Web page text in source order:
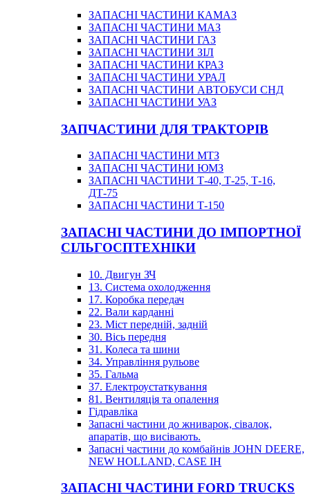
ЗАПАСНІ ЧАСТИНИ КАМАЗ
ЗАПАСНІ ЧАСТИНИ МАЗ
ЗАПАСНІ ЧАСТИНИ ГАЗ
ЗАПАСНІ ЧАСТИНИ ЗІЛ
ЗАПАСНІ ЧАСТИНИ КРАЗ
ЗАПАСНІ ЧАСТИНИ УРАЛ
ЗАПАСНІ ЧАСТИНИ АВТОБУСИ СНД
ЗАПАСНІ ЧАСТИНИ УАЗ
ЗАПЧАСТИНИ ДЛЯ ТРАКТОРІВ
ЗАПАСНІ ЧАСТИНИ МТЗ
ЗАПАСНІ ЧАСТИНИ ЮМЗ
ЗАПАСНІ ЧАСТИНИ Т-40, Т-25, Т-16,
ДТ-75
ЗАПАСНІ ЧАСТИНИ Т-150
ЗАПАСНІ ЧАСТИНИ ДО ІМПОРТНОЇ
СІЛЬГОСПТЕХНІКИ
10. Двигун ЗЧ
13. Система охолодження
17. Коробка передач
22. Вали карданні
23. Міст передній, задній
30. Вісь передня
31. Колеса та шини
34. Управління рульове
35. Гальма
37. Електроустаткування
81. Вентиляція та опалення
Гідравліка
Запасні частини до жниварок, сівалок,
апаратів, що висівають.
Запасні частини до комбайнів JOHN DEERE,
NEW HOLLAND, CASE IH
ЗАПАСНІ ЧАСТИНИ FORD TRUCKS